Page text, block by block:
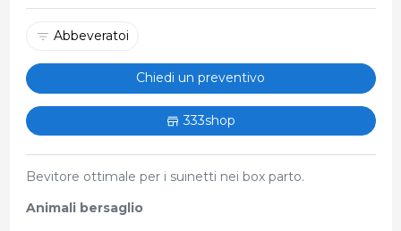
Abbeveratoi
Chiedi un preventivo
333shop
Bevitore ottimale per i suinetti nei box parto.
Animali bersaglio